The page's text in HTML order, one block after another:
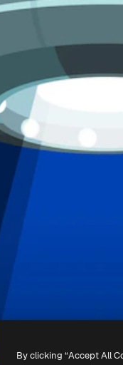
By clicking “Accept All